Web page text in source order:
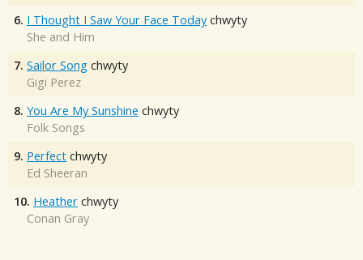
6. I Thought I Saw Your Face Today chwyty
She and Him
7. Sailor Song chwyty
Gigi Perez
8. You Are My Sunshine chwyty
Folk Songs
9. Perfect chwyty
Ed Sheeran
10. Heather chwyty
Conan Gray